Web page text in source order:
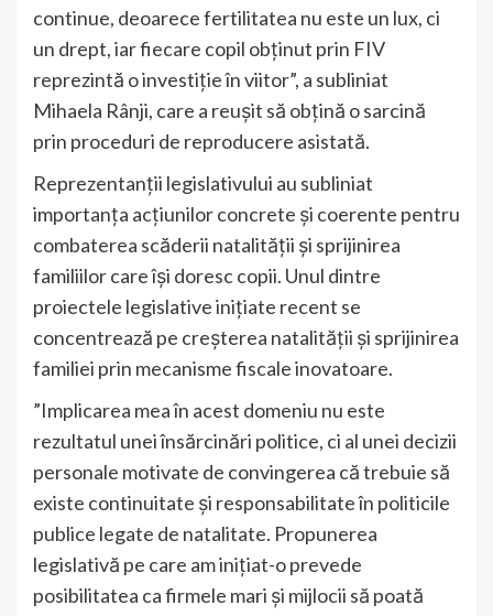
continue, deoarece fertilitatea nu este un lux, ci
un drept, iar fiecare copil obținut prin FIV
reprezintă o investiție în viitor”, a subliniat
Mihaela Rânji, care a reușit să obțină o sarcină
prin proceduri de reproducere asistată.
Reprezentanții legislativului au subliniat
importanța acțiunilor concrete și coerente pentru
combaterea scăderii natalității și sprijinirea
familiilor care își doresc copii. Unul dintre
proiectele legislative inițiate recent se
concentrează pe creșterea natalității și sprijinirea
familiei prin mecanisme fiscale inovatoare.
”Implicarea mea în acest domeniu nu este
rezultatul unei însărcinări politice, ci al unei decizii
personale motivate de convingerea că trebuie să
existe continuitate și responsabilitate în politicile
publice legate de natalitate. Propunerea
legislativă pe care am inițiat-o prevede
posibilitatea ca firmele mari și mijlocii să poată